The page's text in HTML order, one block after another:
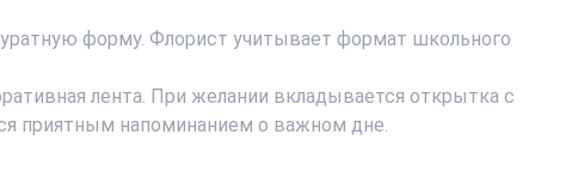
форму. Флорист учитывает формат школьного
лента. При желании вкладывается открытка с
приятным напоминанием о важном дне.